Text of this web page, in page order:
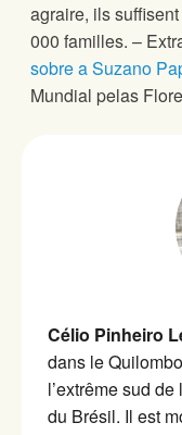
agraire, ils
000 familles. –
sobre a Suzano
Mundial pelas
Célio Pinheiro
dans le
l’extrême sud
du Brésil. Il est